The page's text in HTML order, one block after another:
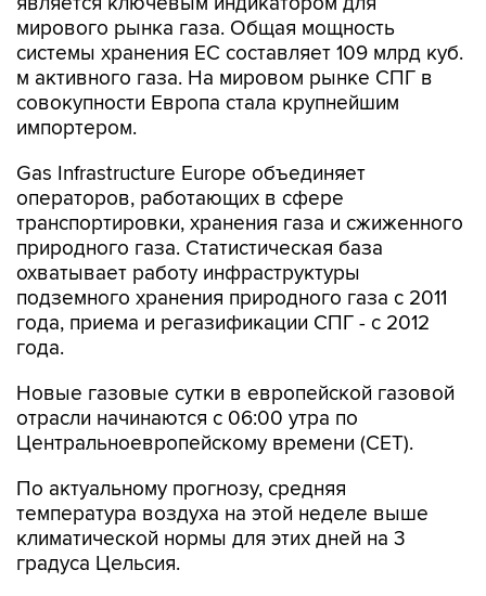
мирового рынка газа. Общая мощность
системы хранения ЕС составляет 109 млрд куб.
м активного газа. На мировом рынке СПГ в
совокупности Европа стала крупнейшим
импортером.
Gas Infrastructure Europe объединяет
операторов, работающих в сфере
транспортировки, хранения газа и сжиженного
природного газа. Статистическая база
охватывает работу инфраструктуры
подземного хранения природного газа с 2011
года, приема и регазификации СПГ - с 2012
года.
Новые газовые сутки в европейской газовой
отрасли начинаются c 06:00 утра по
Центральноевропейскому времени (CET).
По актуальному прогнозу, средняя
температура воздуха на этой неделе выше
климатической нормы для этих дней на 3
градуса Цельсия.